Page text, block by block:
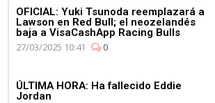
OFICIAL: Yuki Tsunoda reemplazará a
Lawson en Red Bull; el neozelandés
baja a VisaCashApp Racing Bulls
27/03/2025 10:41
0
ÚLTIMA HORA: Ha fallecido Eddie
Jordan